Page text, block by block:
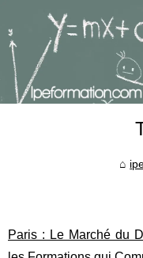
Paris : Le Marché du